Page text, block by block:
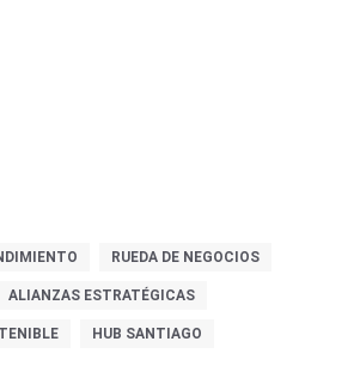
RUEDA DE NEGOCIOS
ALIANZAS ESTRATÉGICAS
HUB SANTIAGO